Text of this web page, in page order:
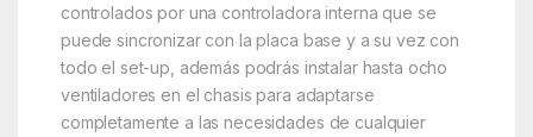
controlados por una controladora interna que se
puede sincronizar con la placa base y a su vez con
todo el set-up, además podrás instalar hasta ocho
ventiladores en el chasis para adaptarse
completamente a las necesidades de cualquier